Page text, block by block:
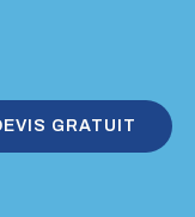
GRATUIT